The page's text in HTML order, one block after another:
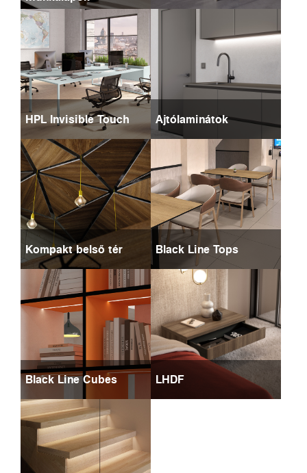
HPL Invisible Touch Ajtólaminátok
Kompakt belső tér Black Line Tops
Black Line Cubes LHDF